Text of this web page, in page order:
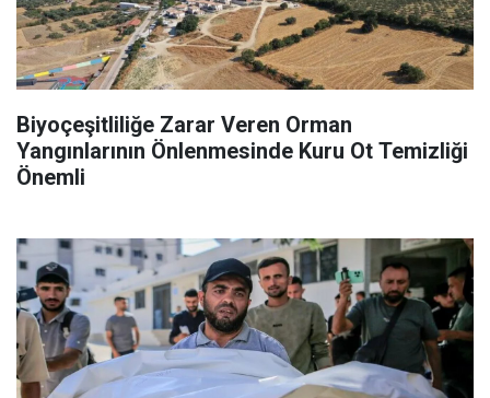
Biyoçeşitliliğe Zarar Veren Orman
Yangınlarının Önlenmesinde Kuru Ot Temizliği
Önemli